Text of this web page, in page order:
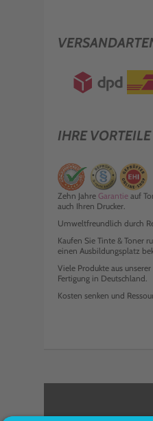
IHRE VORTEILE
Zehn Jahre Garantie auf
auch Ihren Drucker.
Umweltfreundlich durch
Kaufen Sie Tinte & Toner
einen Ausbildungsplatz
Viele Produkte aus unserer
Fertigung in Deutschland.
Kosten senken und